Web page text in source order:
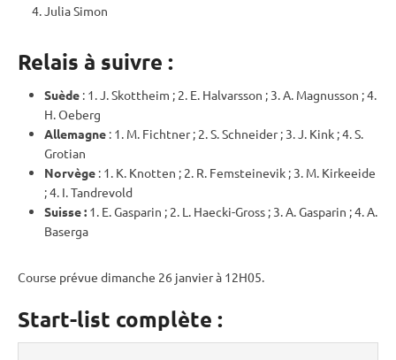
Julia Simon
Relais à suivre :
Suède : 1. J. Skottheim ; 2. E. Halvarsson ; 3. A. Magnusson ; 4.
H. Oeberg
Allemagne : 1. M. Fichtner ; 2. S. Schneider ; 3. J. Kink ; 4. S.
Grotian
Norvège : 1. K. Knotten ; 2. R. Femsteinevik ; 3. M. Kirkeeide
; 4. I. Tandrevold
Suisse : 1. E. Gasparin ; 2. L. Haecki-Gross ; 3. A. Gasparin ; 4. A.
Baserga
Course prévue dimanche 26 janvier à 12H05.
Start-list complète :